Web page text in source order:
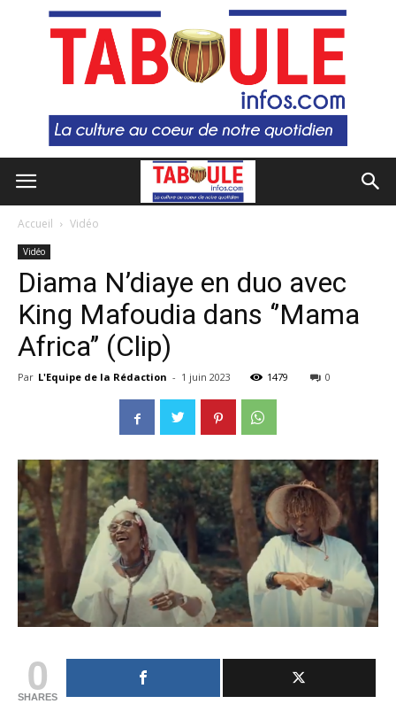
Accueil Vidéo
Vidéo
Diama N’diaye en duo avec
King Mafoudia dans ‘’Mama
Africa’’ (Clip)
Par L'Equipe de la Rédaction - 1 juin 2023 1479 0
0
SHARES